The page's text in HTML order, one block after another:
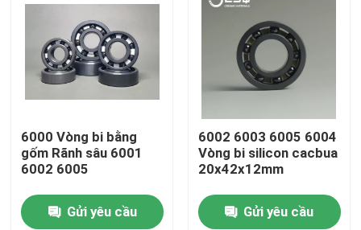
Trang chủ
6000 Vòng bi bằng
gốm Rãnh sâu 6001
6002 6005
Gửi yêu cầu
6002 6003 6005 6004
Vòng bi silicon cacbua
20x42x12mm
Gửi yêu cầu